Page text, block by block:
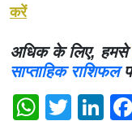
करें
अधिक के लिए, हमसे
साप्ताहिक राशिफल